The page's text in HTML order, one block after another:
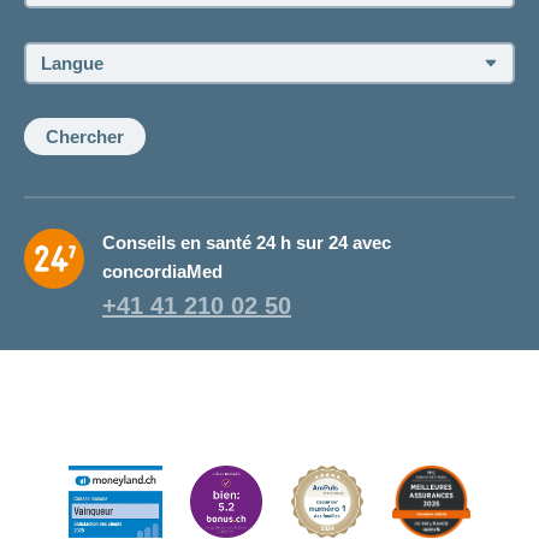
ou
de
conseillère:
Langue:
Chercher
Conseils en santé 24 h sur 24 avec
concordiaMed
+41 41 210 02 50